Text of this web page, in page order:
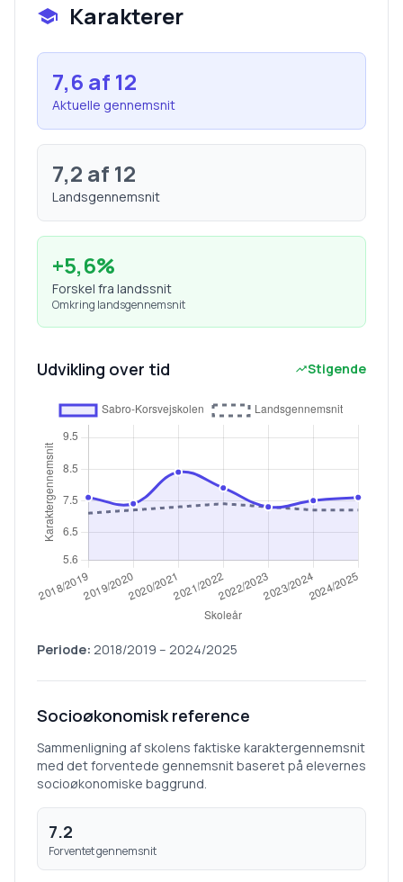
Karakterer
7,6 af 12
Aktuelle gennemsnit
7,2 af 12
Landsgennemsnit
+5,6%
Forskel fra landssnit
Omkring landsgennemsnit
Udvikling over tid Stigende
Periode: 2018/2019 – 2024/2025
Socioøkonomisk reference
Sammenligning af skolens faktiske karaktergennemsnit
med det forventede gennemsnit baseret på elevernes
socioøkonomiske baggrund.
7.2
Forventet gennemsnit